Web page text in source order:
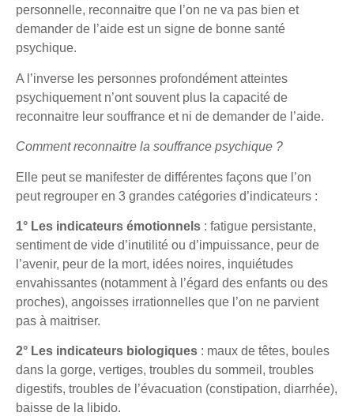
personnelle, reconnaitre que l’on ne va pas bien et
demander de l’aide est un signe de bonne santé
psychique.
A l’inverse les personnes profondément atteintes
psychiquement n’ont souvent plus la capacité de
reconnaitre leur souffrance et ni de demander de l’aide.
Comment reconnaitre la souffrance psychique ?
Elle peut se manifester de différentes façons que l’on
peut regrouper en 3 grandes catégories d’indicateurs :
1° Les indicateurs émotionnels : fatigue persistante,
sentiment de vide d’inutilité ou d’impuissance, peur de
l’avenir, peur de la mort, idées noires, inquiétudes
envahissantes (notamment à l’égard des enfants ou des
proches), angoisses irrationnelles que l’on ne parvient
pas à maitriser.
2° Les indicateurs biologiques : maux de têtes, boules
dans la gorge, vertiges, troubles du sommeil, troubles
digestifs, troubles de l’évacuation (constipation, diarrhée),
baisse de la libido.